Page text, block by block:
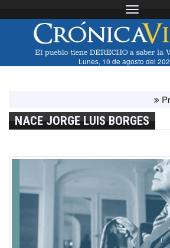
Toggle
Lunes, 10 de agosto del
NACE JORGE LUIS BORGES